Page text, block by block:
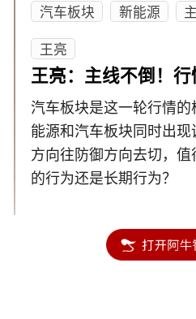
汽车板块 新能源
王亮
王亮：主线不倒！行
汽车板块是这一轮行情
能源和汽车板块同时出
方向往防御方向去切，
的行为还是长期行为？